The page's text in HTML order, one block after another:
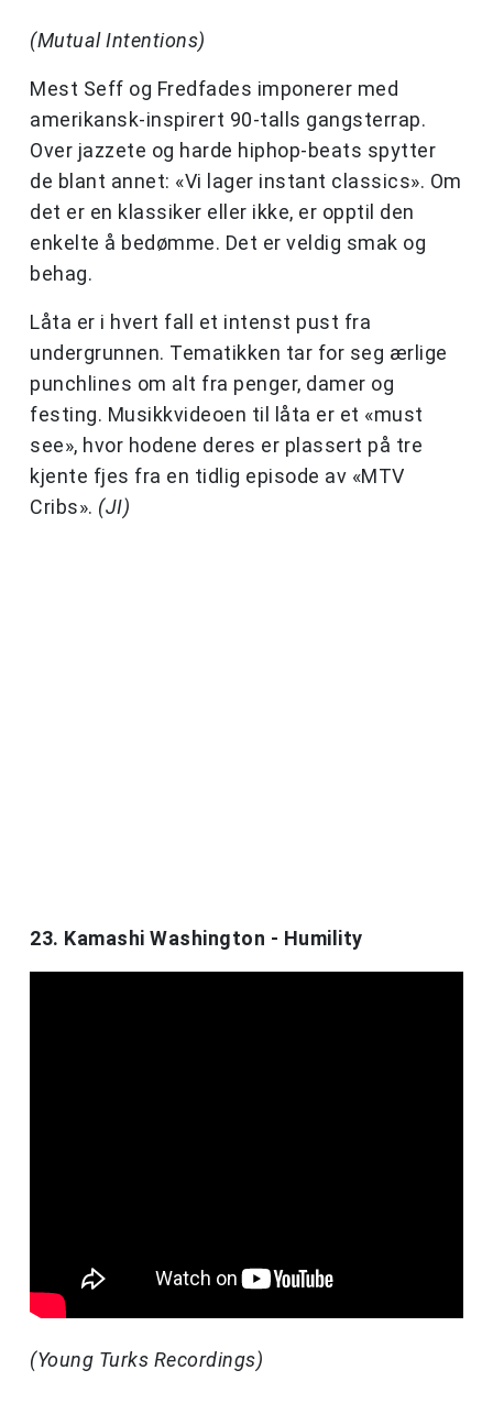
(Mutual Intentions)
Mest Seff og Fredfades imponerer med
amerikansk-inspirert 90-talls gangsterrap.
Over jazzete og harde hiphop-beats spytter
de blant annet: «Vi lager instant classics». Om
det er en klassiker eller ikke, er opptil den
enkelte å bedømme. Det er veldig smak og
behag.
Låta er i hvert fall et intenst pust fra
undergrunnen. Tematikken tar for seg ærlige
punchlines om alt fra penger, damer og
festing. Musikkvideoen til låta er et «must
see», hvor hodene deres er plassert på tre
kjente fjes fra en tidlig episode av «MTV
Cribs». (JI)
23. Kamashi Washington - Humility
(Young Turks Recordings)